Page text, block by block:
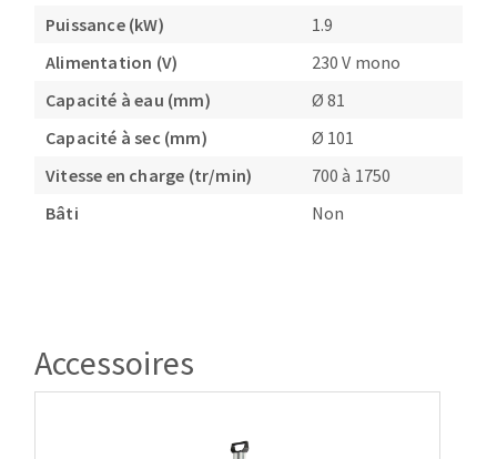
Puissance (kW)
1.9
Alimentation (V)
230 V mono
Capacité à eau (mm)
Ø 81
Capacité à sec (mm)
Ø 101
Vitesse en charge (tr/min)
700 à 1750
Bâti
Non
Accessoires